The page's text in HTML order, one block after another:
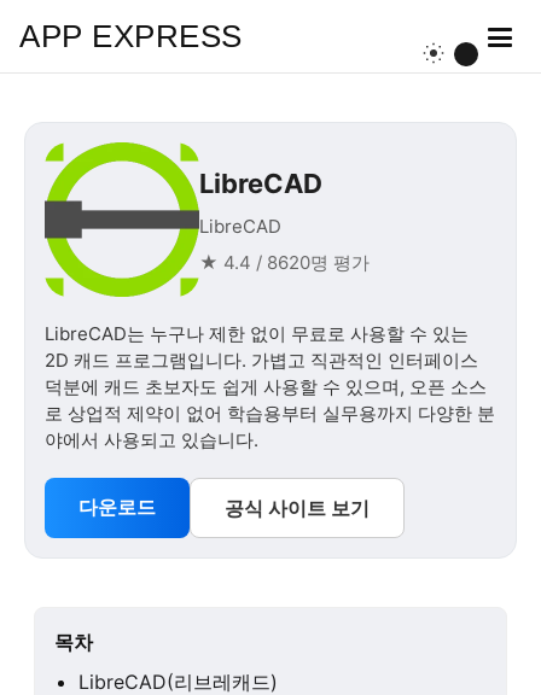
APP EXPRESS
LibreCAD
LibreCAD
★ 4.4 / 8620명 평가
LibreCAD는 누구나 제한 없이 무료로 사용할 수 있는
2D 캐드 프로그램입니다. 가볍고 직관적인 인터페이스
덕분에 캐드 초보자도 쉽게 사용할 수 있으며, 오픈 소스
로 상업적 제약이 없어 학습용부터 실무용까지 다양한 분
야에서 사용되고 있습니다.
다운로드 공식 사이트 보기
목차
LibreCAD(리브레캐드)